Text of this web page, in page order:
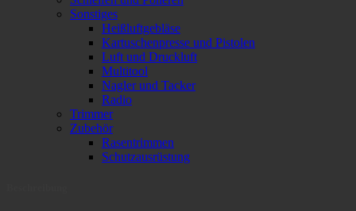
Sonstiges
Heißluftgebläse
Kartuschenpresse und Pistolen
Luft und Druckluft
Multitool
Nagler und Tacker
Radio
Trimmer
Zubehör
Rasentrimmen
Schutzausrüstung